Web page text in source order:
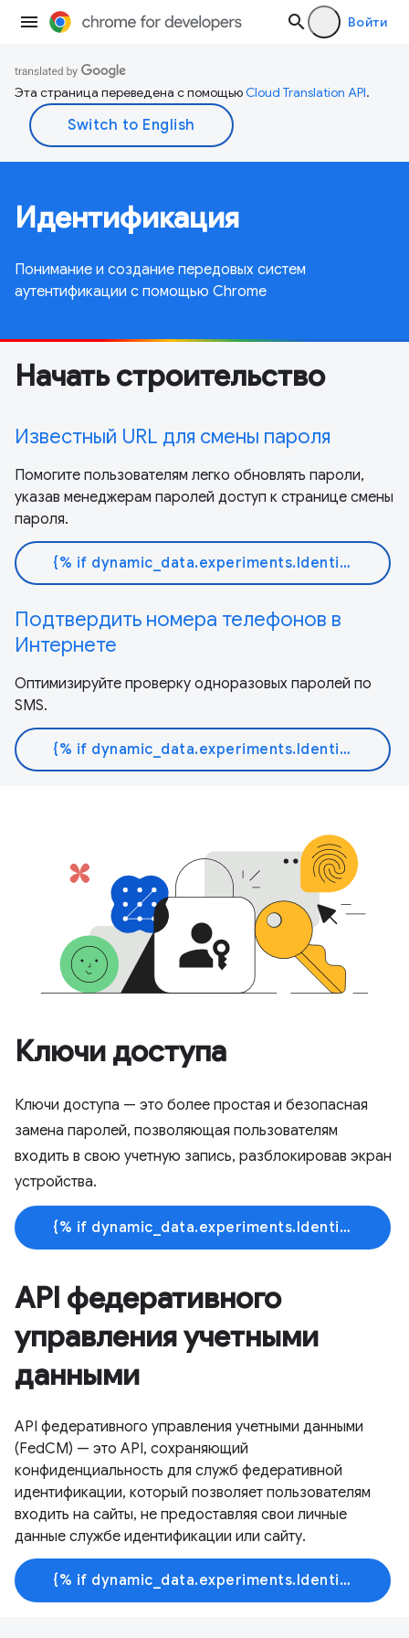
Войти
Эта страница переведена с помощьюCloud Translation API.
Идентификация
Понимание и создание передовых систем
аутентификации с помощью Chrome
Начать строительство
Известный URL для смены пароля
Помогите пользователям легко обновлять пароли,
указав менеджерам паролей доступ к странице смены
пароля.
{% if dynamic_data.experiments.IdentityButtonTextFeature.button_variant == 'variant_a' %}Узнать больше{% else %}Читать документ{% endif %}
Подтвердить номера телефонов в
Интернете
Оптимизируйте проверку одноразовых паролей по
SMS.
{% if dynamic_data.experiments.IdentityButtonTextFeature.button_variant == 'variant_a' %}Узнать больше{% else %}Читать документ{% endif %}
Ключи доступа
Ключи доступа — это более простая и безопасная
замена паролей, позволяющая пользователям
входить в свою учетную запись, разблокировав экран
устройства.
{% if dynamic_data.experiments.IdentityButtonTextFeature.button_variant == 'variant_a' %}Узнать больше{% else %}Начать обучение{% endif %}
API федеративного
управления учетными
данными
API федеративного управления учетными данными
(FedCM) — это API, сохраняющий
конфиденциальность для служб федеративной
идентификации, который позволяет пользователям
входить на сайты, не предоставляя свои личные
данные службе идентификации или сайту.
{% if dynamic_data.experiments.IdentityButtonTextFeature.button_variant == 'variant_a' %}Узнать больше{% else %}Начать обучение{% endif %}